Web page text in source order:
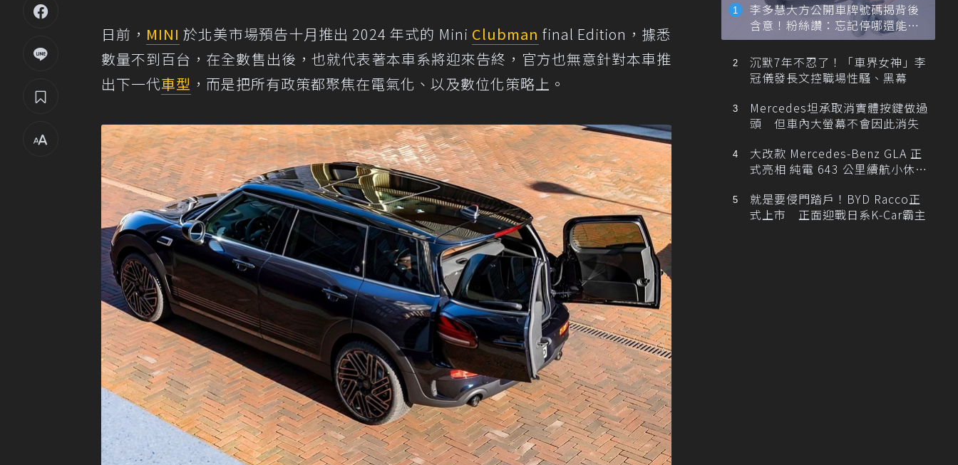
日前， MINI 於北美市場預告十月推出 2024 年式的 Mini Clubman final Edition，據悉
數量不到百台，在全數售出後，也就代表著本車系將迎來告終，官方也無意針對本車推
出下一代車型 ，而是把所有政策都聚焦在電氣化、以及數位化策略上。
李多慧大方公開車牌號碼揭背後
含意！粉絲讚：忘記停哪還能幫
忙找車
沉默7年不忍了！「車界女神」李
冠儀發長文控職場性騷、黑幕
Mercedes坦承取消實體按鍵做過
頭 但車內大螢幕不會因此消失
大改款 Mercedes-Benz GLA 正
式亮相 純電 643 公里續航小休
就是要侵門踏戶！BYD Racco正
式上市 正面迎戰日系K-Car霸主